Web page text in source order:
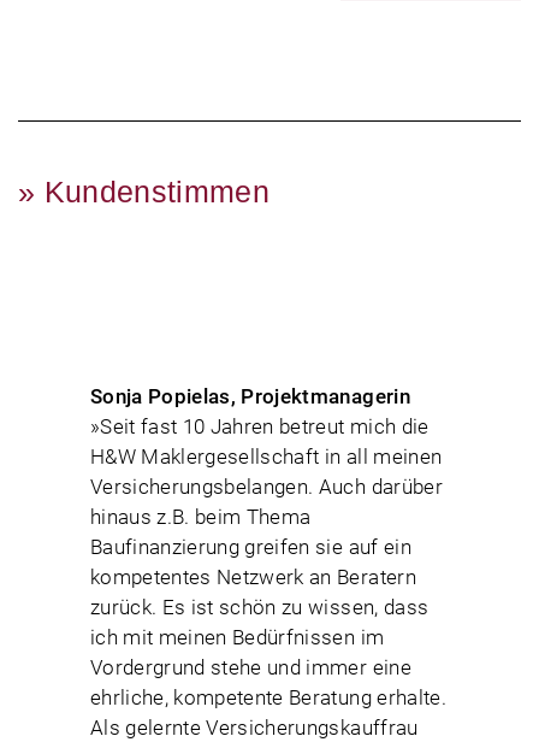
» Kundenstimmen
Sonja Popielas, Projektmanagerin
»Seit fast 10 Jahren betreut mich die
H&W Maklergesellschaft in all meinen
Versicherungsbelangen. Auch darüber
hinaus z.B. beim Thema
Baufinanzierung greifen sie auf ein
kompetentes Netzwerk an Beratern
zurück. Es ist schön zu wissen, dass
ich mit meinen Bedürfnissen im
Vordergrund stehe und immer eine
ehrliche, kompetente Beratung erhalte.
Als gelernte Versicherungskauffrau
Marc Buchholz, Unternehmensberater
Reza Farahani, Geschäftsführer
Ay Ling Schacht, Sales Manager
Germany
Saghayegh Hamidi, freiberufliche
Architektin
Elisabeth Pahr, Kosmetikerin